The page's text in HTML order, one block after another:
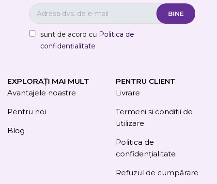
sunt de acord cu Politica de
confidențialitate
EXPLORAȚI MAI MULT
Avantajele noastre
Pentru noi
Blog
PENTRU CLIENT
Livrare
Termeni si conditii de
utilizare
Politica de
confidențialitate
Refuzul de cumpărare